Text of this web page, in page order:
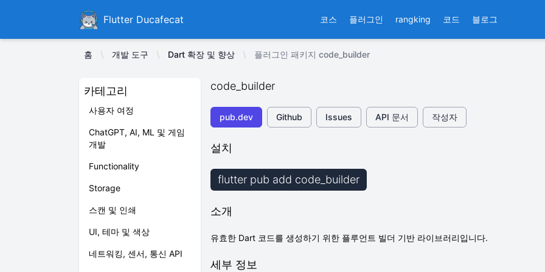
DucafecatFlutter Ducafecat 코스 플러그인 rangking 코드 블로그
홈 개발 도구 Dart 확장 및 향상 플러그인 패키지 code_builder
카테고리
사용자 여정
ChatGPT, AI, ML 및 게임
개발
Functionality
Storage
스캔 및 인쇄
UI, 테마 및 색상
네트워킹, 센서, 통신 API
code_builder
pub.dev Github Issues API 문서 작성자
설치
flutter pub add code_builder
소개
유효한 Dart 코드를 생성하기 위한 플루언트 빌더 기반 라이브러리입니다.
세부 정보